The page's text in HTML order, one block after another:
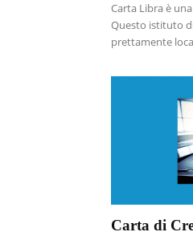
Carta Libra è
Questo istituto
prettamente
Carta di